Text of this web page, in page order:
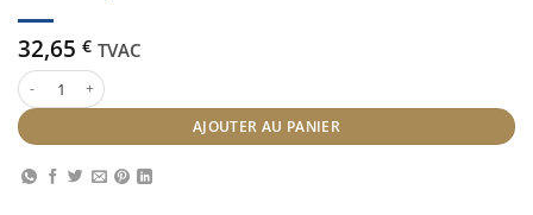
32,65 € TVAC
quantité de Serie Expert Blondifier Masque 500 ml
AJOUTER AU PANIER